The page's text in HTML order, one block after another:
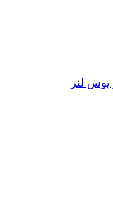
پوش لنز